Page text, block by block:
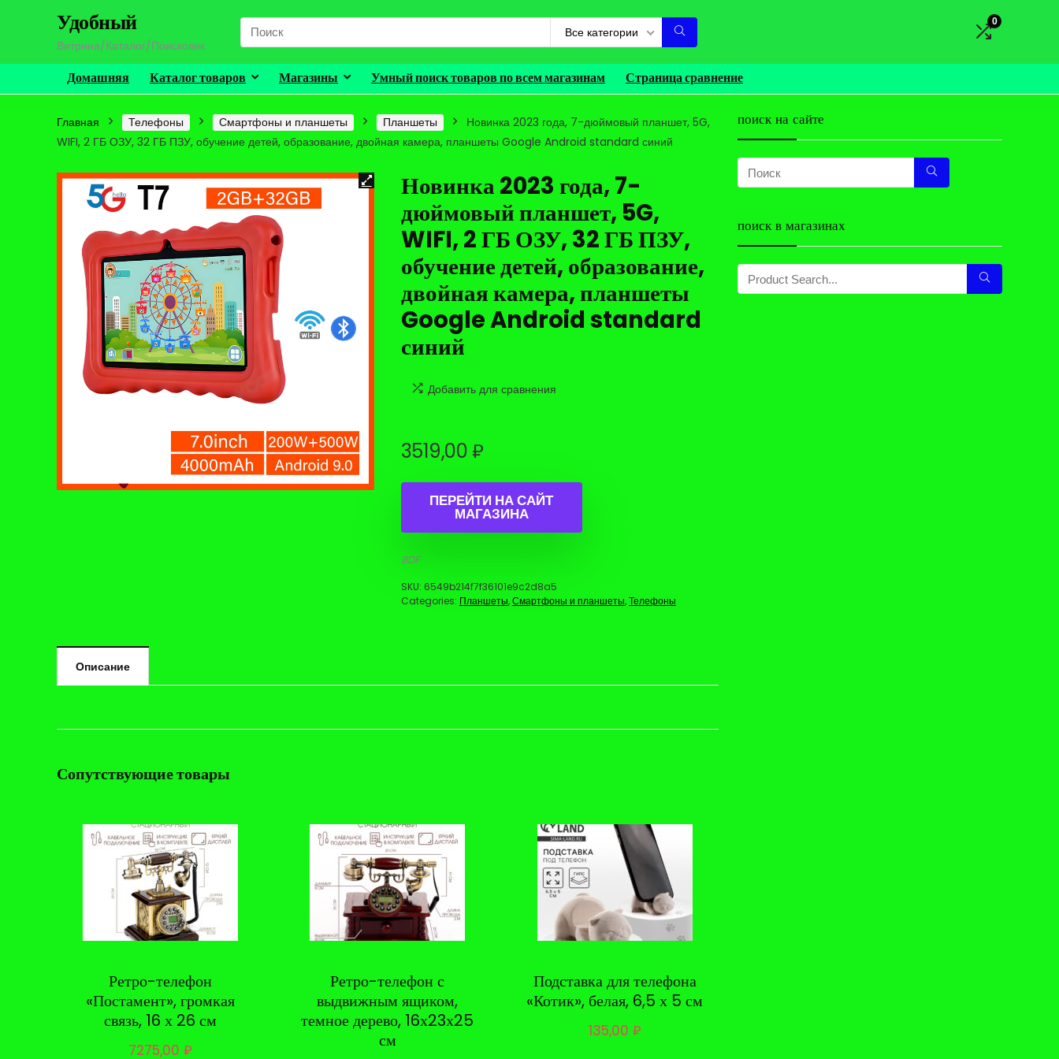
Удобный
Витрина/Каталог/Поисковик
Search
for:
Все категории
0
Домашняя Каталог товаров Магазины Умный поиск товаров по всем магазинам Страница сравнение
Главная Телефоны Смартфоны и планшеты Планшеты
Новинка 2023 года, 7-дюймовый планшет, 5G,
WIFI, 2 ГБ ОЗУ, 32 ГБ ПЗУ, обучение детей, образование, двойная камера, планшеты Google Android standard синий
Новинка 2023 года, 7-
дюймовый планшет, 5G,
WIFI, 2 ГБ ОЗУ, 32 ГБ ПЗУ,
обучение детей, образование,
двойная камера, планшеты
Google Android standard
синий
Добавить для сравнения
3519,00₽
ПЕРЕЙТИ НА САЙТ
МАГАЗИНА
BDF
SKU: 6549b214f7f36101e9c2d8a5
Categories: Планшеты,Смартфоны и планшеты,Телефоны
Описание
Сопутствующие товары
Ретро-телефон
«Постамент», громкая
связь, 16 х 26 см
7275,00₽
Ретро-телефон с
выдвижным ящиком,
темное дерево, 16х23х25
см
Подставка для телефона
«Котик», белая, 6,5 х 5 см
135,00 ₽
поиск на сайте
поиск в магазинах